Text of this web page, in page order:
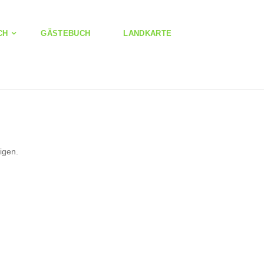
GÄSTEBUCH LANDKARTE